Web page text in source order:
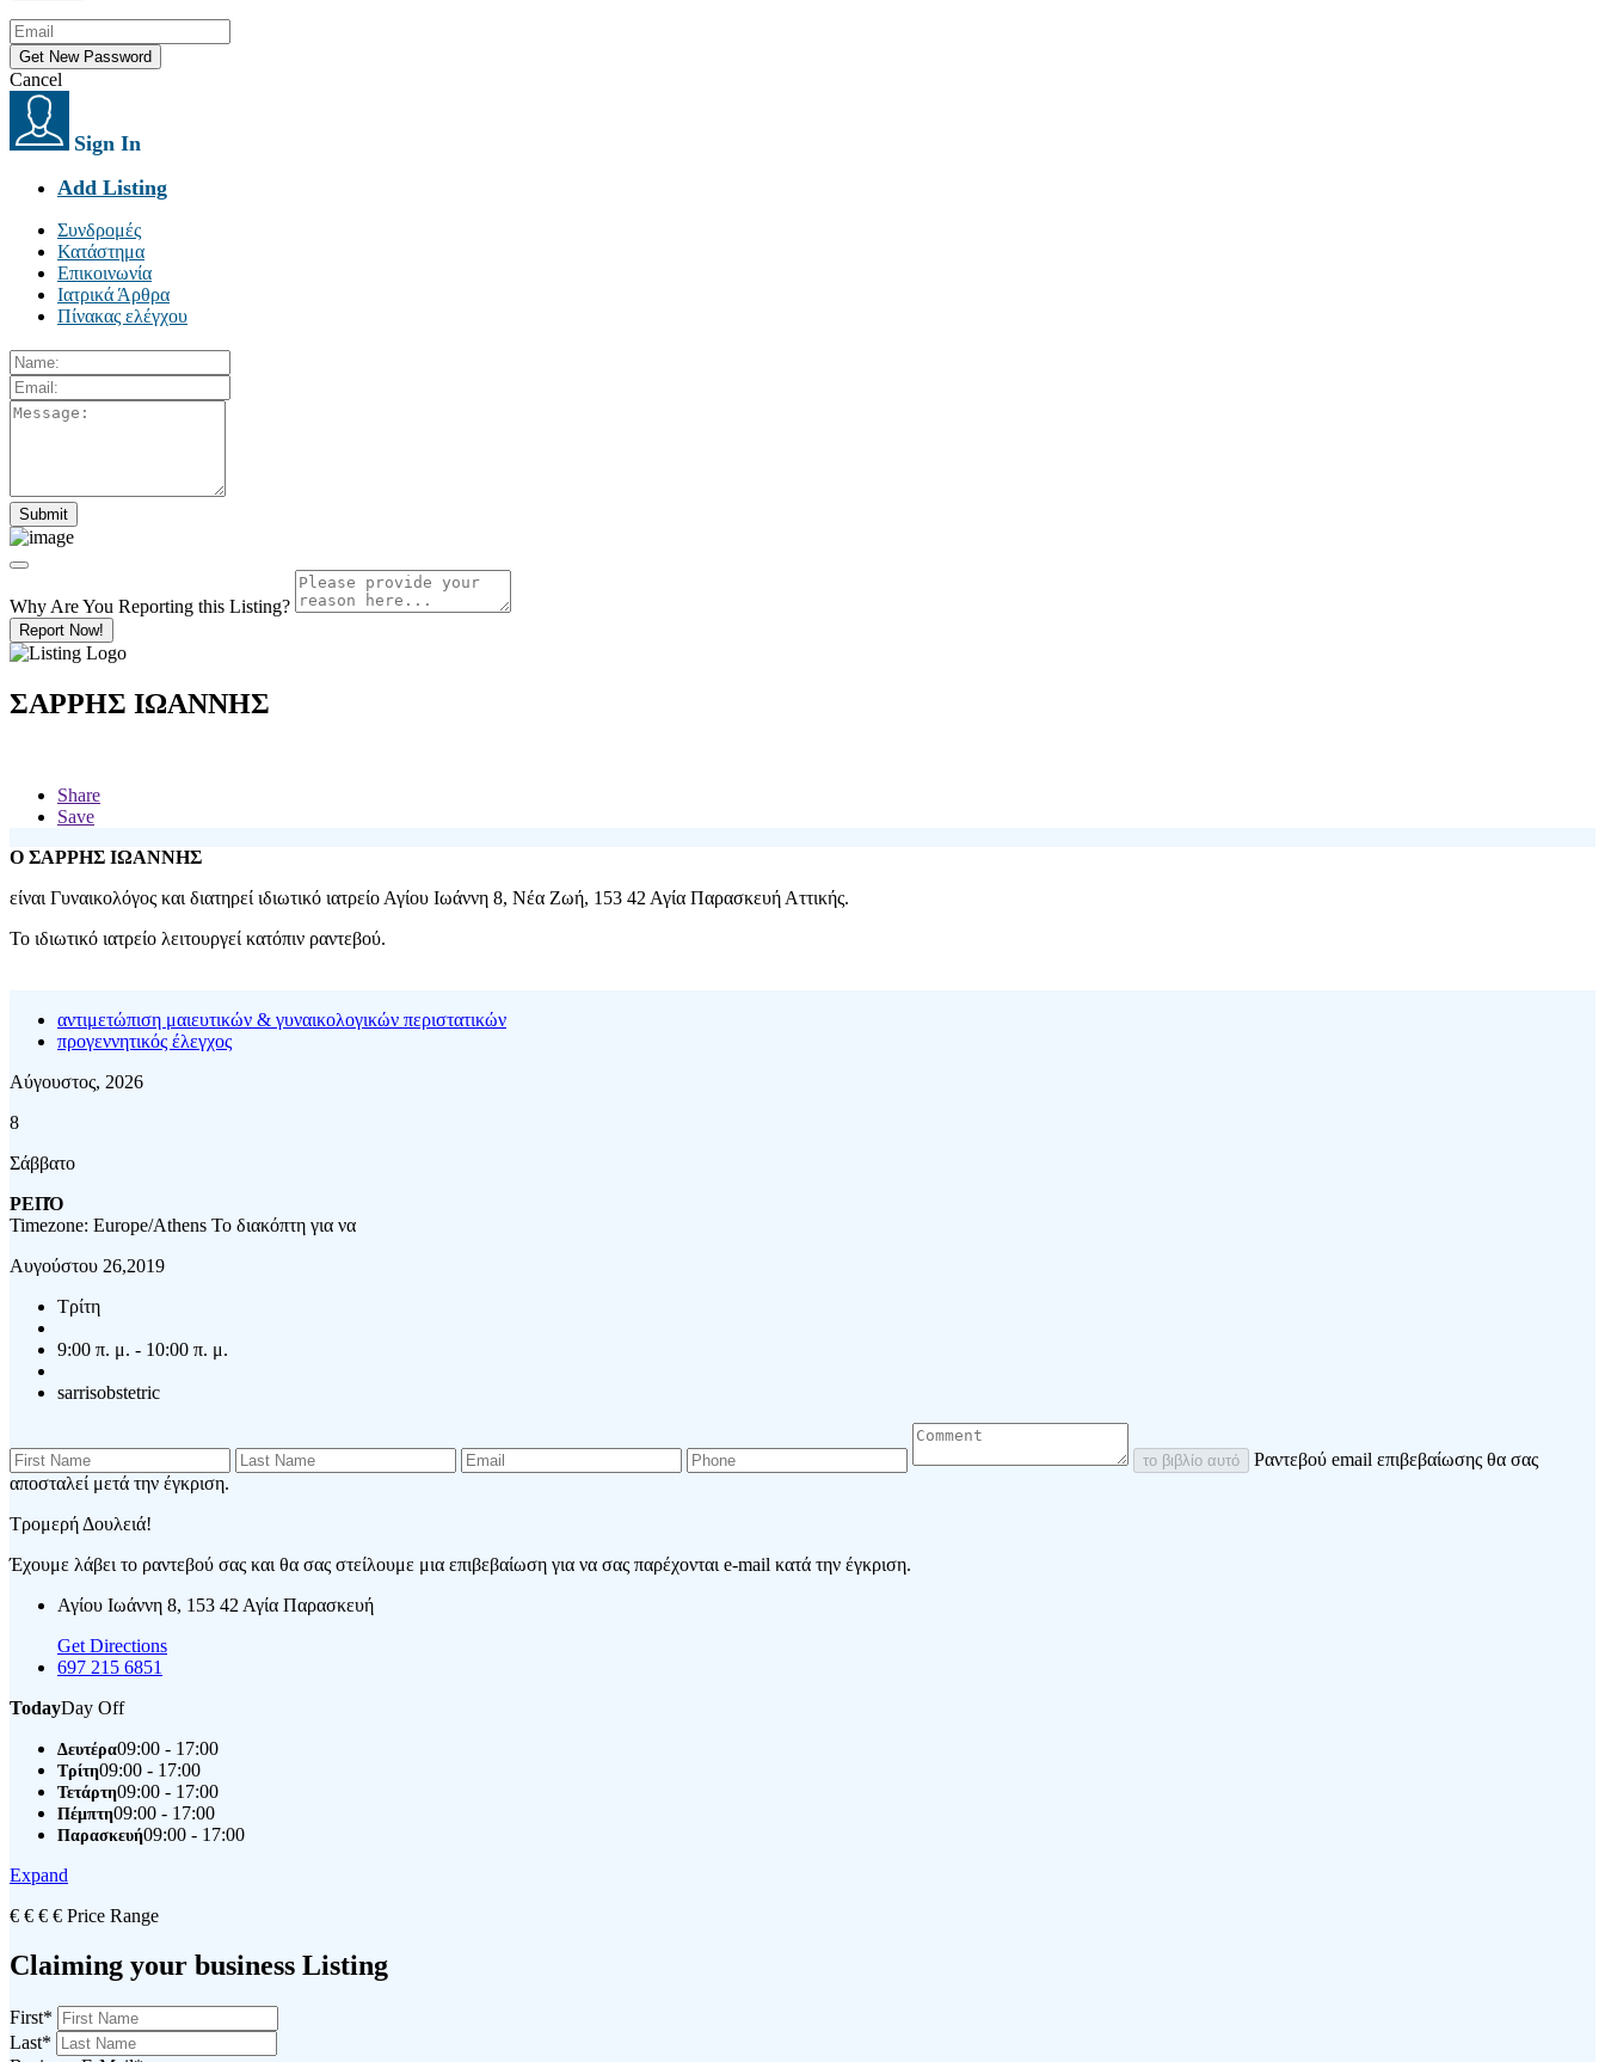
Cancel
Sign In
Add Listing
Συνδρομές
Κατάστημα
Επικοινωνία
Ιατρικά Άρθρα
Πίνακας ελέγχου
Why Are You Reporting this Listing?
Report Now!
ΣΑΡΡΗΣ ΙΩΑΝΝΗΣ
Share
Save
Ο ΣΑΡΡΗΣ ΙΩΑΝΝΗΣ
είναι Γυναικολόγος και διατηρεί ιδιωτικό ιατρείο Αγίου Ιωάννη 8, Νέα Ζωή, 153 42 Αγία Παρασκευή Αττικής.
Το ιδιωτικό ιατρείο λειτουργεί κατόπιν ραντεβού.
αντιμετώπιση μαιευτικών & γυναικολογικών περιστατικών
προγεννητικός έλεγχος
Αύγουστος, 2026
8
Σάββατο
ΡΕΠΌ
Timezone: Europe/Athens Το διακόπτη για να
Αυγούστου 26,2019
Τρίτη
9:00 π. μ. - 10:00 π. μ.
sarrisobstetric
το βιβλίο αυτό
Ραντεβού email επιβεβαίωσης θα σας
αποσταλεί μετά την έγκριση.
Τρομερή Δουλειά!
Έχουμε λάβει το ραντεβού σας και θα σας στείλουμε μια επιβεβαίωση για να σας παρέχονται e-mail κατά την έγκριση.
Αγίου Ιωάννη 8, 153 42 Αγία Παρασκευή
Get Directions
697 215 6851
TodayDay Off
Δευτέρα09:00 - 17:00
Τρίτη09:00 - 17:00
Τετάρτη09:00 - 17:00
Πέμπτη09:00 - 17:00
Παρασκευή09:00 - 17:00
Expand
€ € € € Price Range
Claiming your business Listing
First*
Last*